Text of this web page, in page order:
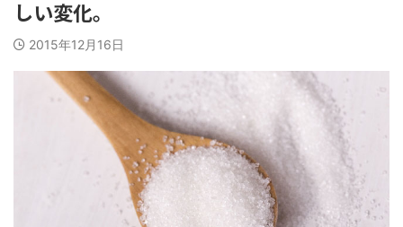
しい変化。
2015年12月16日